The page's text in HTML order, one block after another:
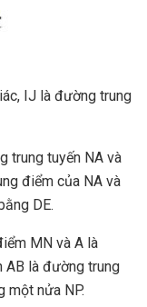
IJ là đường trung
trung tuyến NA và
điểm của NA và
DE.
MN và A là
AB là đường trung
một nửa NP.